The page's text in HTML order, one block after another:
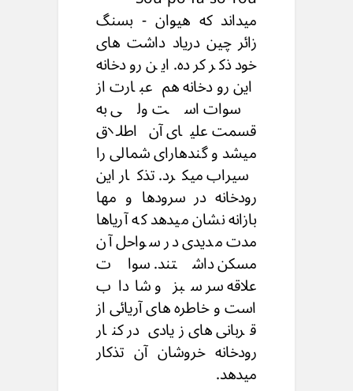
میداند که هیوان - بسنگ
زائر چین دریاد داشت های
خود ذکر کرده. این رودخانه
این رودخانه هم عبارت از
سوات است ولی به
قسمت علیای آن اطلاق
میشد و گندهارای شمالی را
سیراب میکرد. تذکار این
رودخانه در سرودها و مها
بازانه نشان میدهد که آریاها
مدت مدیدی در سواحل آن
مسکن داشتند. سوات
علاقه سر سبز و شاداب
است و خاطره های آریائی از
قربانی های زیادی در کنار
رودخانه خروشان آن تذکار
میدهد.